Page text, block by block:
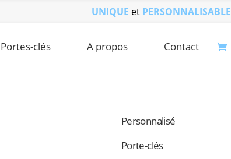
UNIQUE et PERSONNALISABLE
Portes-clés A propos Contact
Personnalisé
Porte-clés